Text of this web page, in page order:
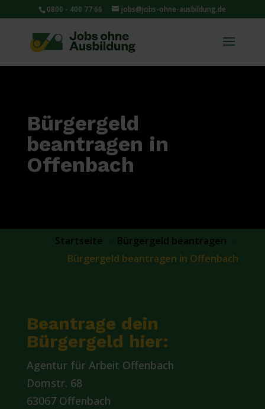
0800 - 400 77 66 jobs@jobs-ohne-ausbildung.de
Bürgergeld
beantragen in
Offenbach
Startseite Bürgergeld beantragen
Bürgergeld beantragen in Offenbach
Beantrage dein
Bürgergeld hier:
Agentur für Arbeit Offenbach
Domstr. 68
63067 Offenbach